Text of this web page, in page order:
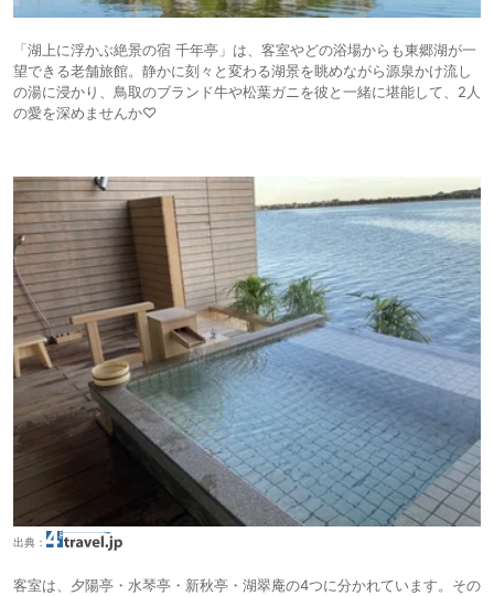
「湖上に浮かぶ絶景の宿 千年亭」は、客室やどの浴場からも東郷湖が一
望できる老舗旅館。静かに刻々と変わる湖景を眺めながら源泉かけ流し
の湯に浸かり、鳥取のブランド牛や松葉ガニを彼と一緒に堪能して、2人
の愛を深めませんか♡
出典：
客室は、夕陽亭・水琴亭・新秋亭・湖翠庵の4つに分かれています。その